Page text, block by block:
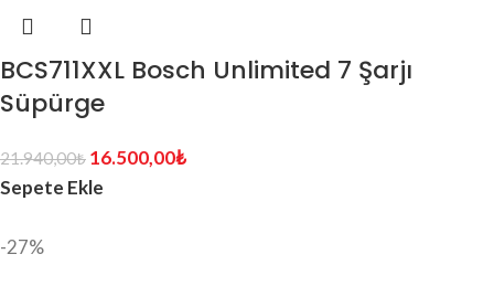
BCS711XXL Bosch Unlimited 7 Şarjı
Süpürge
21.940,00₺ 16.500,00₺
Sepete Ekle
-27%